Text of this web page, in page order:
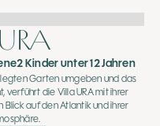
2 Kinder unter 12 Jahren
Garten umgeben und das
verführt die Villa URA mit ihrer
auf den Atlantik und ihrer